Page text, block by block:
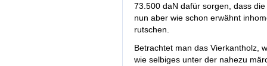
73.500 daN dafür sorgen, dass
nun aber wie schon erwähnt
rutschen.
Betrachtet man das Vierkantholz,
wie selbiges unter der nahezu